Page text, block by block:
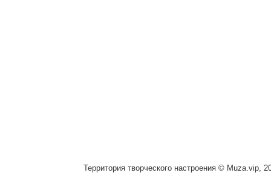
Территория творческого настроения © Muza.vip,